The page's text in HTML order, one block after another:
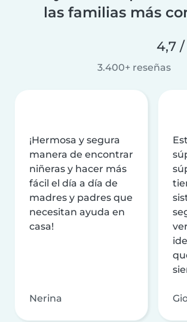
las familias más
4,7 /
3.400+ reseñas
¡Hermosa y segura
manera de encontrar
niñeras y hacer más
fácil el día a día de
madres y padres que
necesitan ayuda en
casa!
Nerina